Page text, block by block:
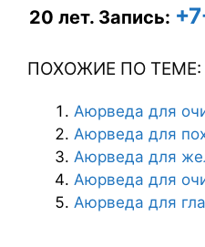
20 лет. Запись:
ПОХОЖИЕ ПО ТЕМЕ:
Аюрведа для
Аюрведа для
Аюрведа для
Аюрведа для
Аюрведа для